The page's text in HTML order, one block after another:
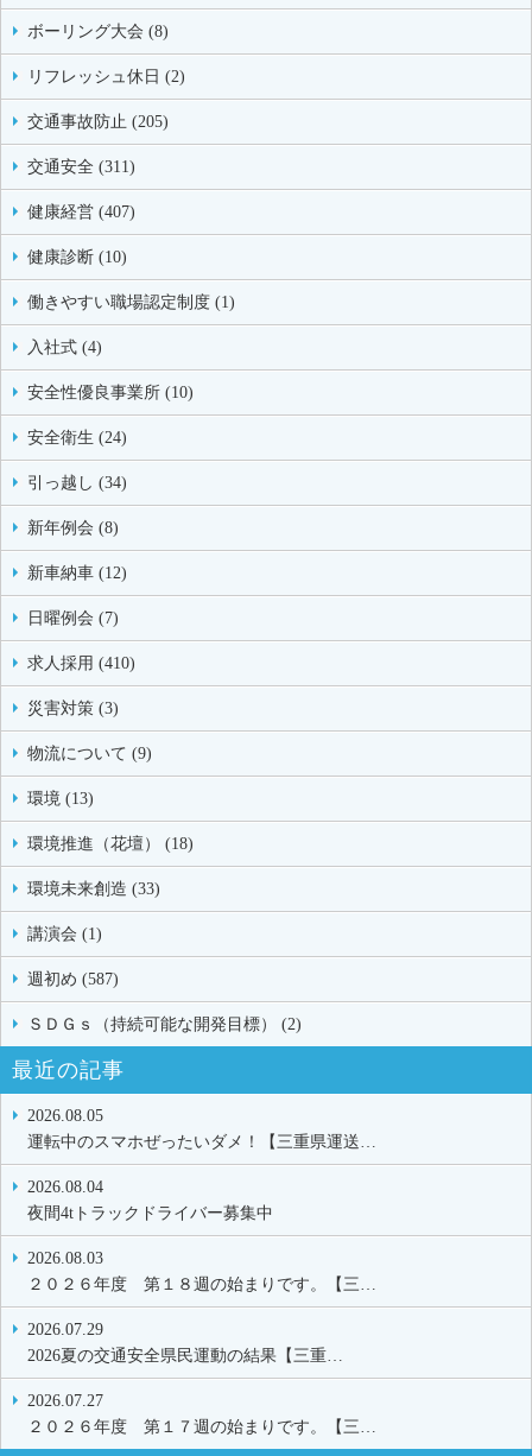
ボーリング大会 (8)
リフレッシュ休日 (2)
交通事故防止 (205)
交通安全 (311)
健康経営 (407)
健康診断 (10)
働きやすい職場認定制度 (1)
入社式 (4)
安全性優良事業所 (10)
安全衛生 (24)
引っ越し (34)
新年例会 (8)
新車納車 (12)
日曜例会 (7)
求人採用 (410)
災害対策 (3)
物流について (9)
環境 (13)
環境推進（花壇） (18)
環境未来創造 (33)
講演会 (1)
週初め (587)
ＳＤＧｓ（持続可能な開発目標） (2)
最近の記事
2026.08.05
運転中のスマホぜったいダメ！【三重県運送…
2026.08.04
夜間4tトラックドライバー募集中
2026.08.03
２０２６年度 第１８週の始まりです。【三…
2026.07.29
2026夏の交通安全県民運動の結果【三重…
2026.07.27
２０２６年度 第１７週の始まりです。【三…